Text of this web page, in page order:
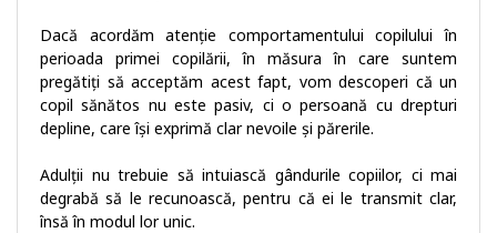
Dacă acordăm atenție comportamentului copilului în
perioada primei copilării, în măsura în care suntem
pregătiți să acceptăm acest fapt, vom descoperi că un
copil sănătos nu este pasiv, ci o persoană cu drepturi
depline, care își exprimă clar nevoile și părerile.
Adulții nu trebuie să intuiască gândurile copiilor, ci mai
degrabă să le recunoască, pentru că ei le transmit clar,
însă în modul lor unic.